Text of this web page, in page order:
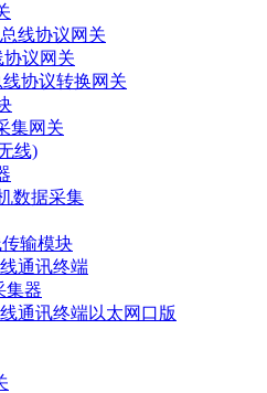
线协议网关
协议网关
线协议转换网关
集网关
线)
数据采集
输模块
通讯终端
集器
通讯终端以太网口版